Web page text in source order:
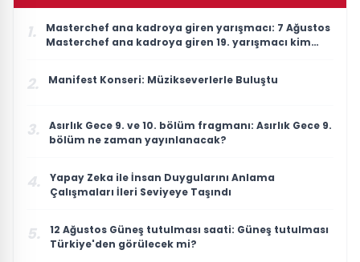
1.
Masterchef ana kadroya giren yarışmacı: 7 Ağustos
Masterchef ana kadroya giren 19. yarışmacı kim
2. Manifest Konseri: Müzikseverlerle Buluştu
3.
Asırlık Gece 9. ve 10. bölüm fragmanı: Asırlık Gece 9.
bölüm ne zaman yayınlanacak?
4.
Yapay Zeka ile İnsan Duygularını Anlama
Çalışmaları İleri Seviyeye Taşındı
5.
12 Ağustos Güneş tutulması saati: Güneş tutulması
Türkiye'den görülecek mi?